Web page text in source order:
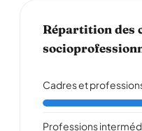
Répartition des
Cadres et
Professions